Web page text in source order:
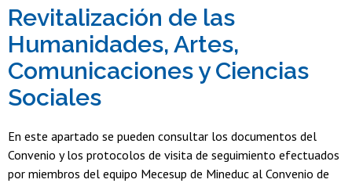
Funcionarias/os
Egresadas/os
Revitalización de las
Humanidades, Artes,
Comunicaciones y Ciencias
Sociales
En este apartado se pueden consultar los documentos del
Convenio y los protocolos de visita de seguimiento efectuados
por miembros del equipo Mecesup de Mineduc al Convenio de